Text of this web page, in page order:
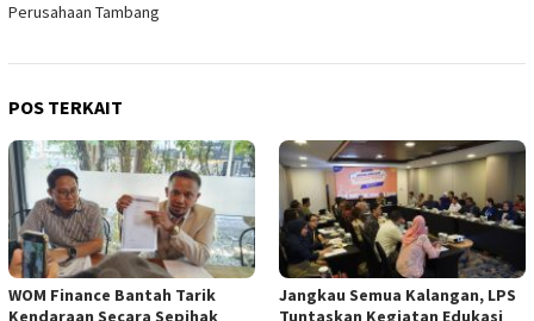
Perusahaan Tambang
POS TERKAIT
WOM Finance Bantah Tarik
Kendaraan Secara Sepihak
Jangkau Semua Kalangan, LPS
Tuntaskan Kegiatan Edukasi